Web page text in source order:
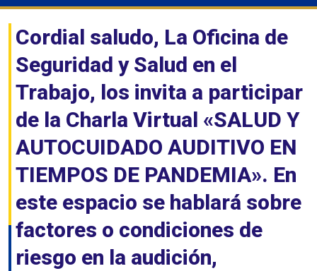
Cordial saludo, La Oficina de
Seguridad y Salud en el
Trabajo, los invita a participar
de la Charla Virtual «SALUD Y
AUTOCUIDADO AUDITIVO EN
TIEMPOS DE PANDEMIA». En
este espacio se hablará sobre
factores o condiciones de
riesgo en la audición,